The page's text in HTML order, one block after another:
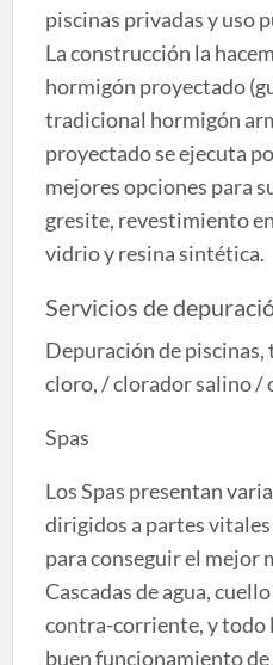
piscinas privadas y uso
La construcción la
hormigón proyectado
tradicional hormigón
proyectado se ejecuta
mejores opciones para
gresite, revestimiento
vidrio y resina sintética.
Servicios de
Depuración de
cloro, / clorador salino /
Spas
Los Spas presentan
dirigidos a partes
para conseguir el mejor
Cascadas de agua,
contra-corriente, y todo
buen funcionamiento de